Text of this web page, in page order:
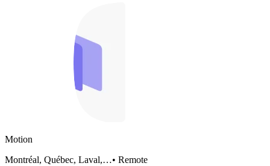
Motion
Montréal, Québec, Laval,…• Remote